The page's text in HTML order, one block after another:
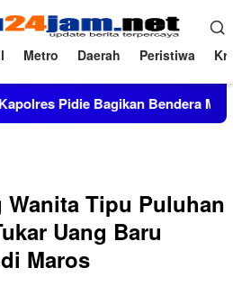
Metro Daerah Peristiwa
Bagikan Bendera Merah Putih
Wanita Tipu Puluhan
Uang Baru
Maros